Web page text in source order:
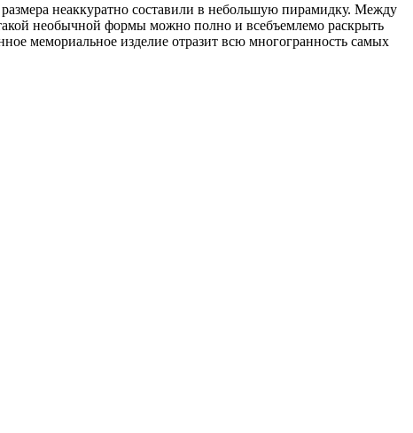
неаккуратно составили в небольшую пирамидку. Между
необычной формы можно полно и всебъемлемо раскрыть
мемориальное изделие отразит всю многогранность самых